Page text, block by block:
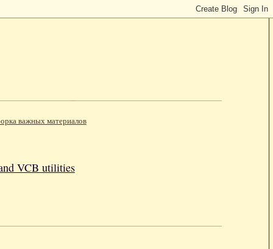
важных материалов
VCB utilities